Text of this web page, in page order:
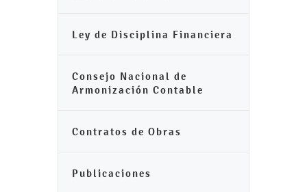
Ley de Disciplina Financiera
Consejo Nacional de
Armonización Contable
Contratos de Obras
Publicaciones